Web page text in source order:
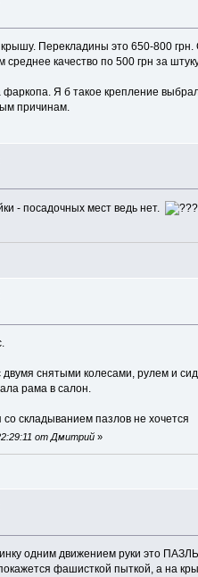
Перекладины это 650-800 грн.
качество по 500 грн за
Я б такое крепление
причинам.
- посадочных мест ведь нет.
двумя снятыми колесами, рулем и
рама в салон.
складыванием пазлов не хочется
от Дмитрий »
одним движением руки это
фашисткой пыткой, а на